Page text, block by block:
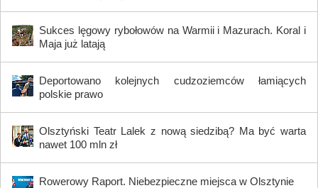
Sukces lęgowy rybołowów na Warmii i Mazurach. Koral i
Maja już latają
Deportowano kolejnych cudzoziemców łamiących
polskie prawo
Olsztyński Teatr Lalek z nową siedzibą? Ma być warta
nawet 100 mln zł
Rowerowy Raport. Niebezpieczne miejsca w Olsztynie